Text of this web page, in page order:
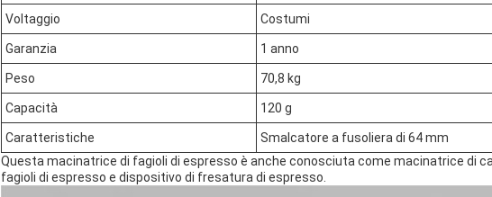
Voltaggio Costumi
Garanzia 1 anno
Peso 70,8 kg
Capacità 120 g
Caratteristiche
Smalcatore a fusoliera di 64 mm
Questa macinatrice di fagioli di espresso è anche conosciuta come macinatrice di
fagioli di espresso e dispositivo di fresatura di espresso.